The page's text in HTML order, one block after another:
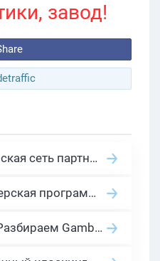
завод!
SalesDoubler: украинская сеть партнерских программ с оплатой за действие
Partners 1win: партнерская программа казино в нише гемблинг арбитраж
2026 Гемблинг это: Разбираем Gambling вертикаль, и все что связано с гемблинг и беттинг офферами